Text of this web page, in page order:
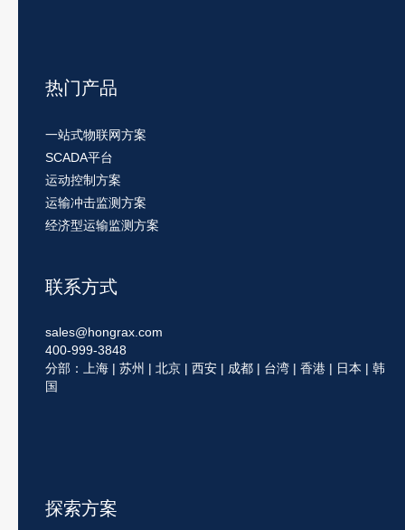
热门产品
一站式物联网方案
SCADA平台
运动控制方案
运输冲击监测方案
经济型运输监测方案
联系方式
sales@hongrax.com
400-999-3848
分部：上海 | 苏州 | 北京 | 西安 | 成都 | 台湾 | 香港 | 日本 | 韩
国
探索方案